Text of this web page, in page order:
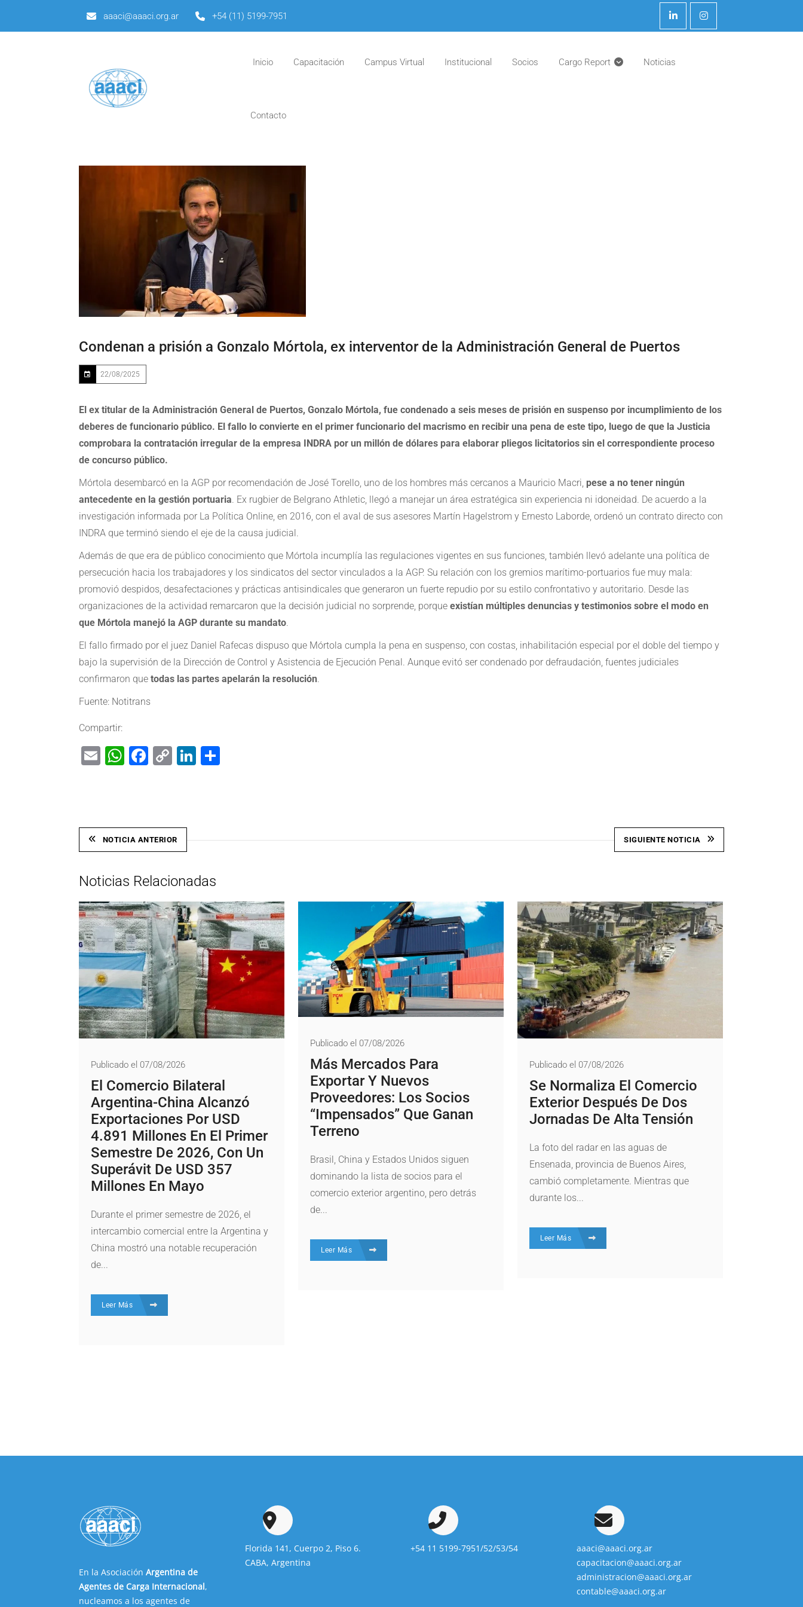
aaaci@aaaci.org.ar +54 (11) 5199-7951
Inicio Capacitación Campus Virtual Institucional Socios Cargo Report Noticias
Contacto
Condenan a prisión a Gonzalo Mórtola, ex interventor de la Administración General de Puertos
22/08/2025
El ex titular de la Administración General de Puertos, Gonzalo Mórtola, fue condenado a seis meses de prisión en suspenso por incumplimiento de los
deberes de funcionario público. El fallo lo convierte en el primer funcionario del macrismo en recibir una pena de este tipo, luego de que la Justicia
comprobara la contratación irregular de la empresa INDRA por un millón de dólares para elaborar pliegos licitatorios sin el correspondiente proceso
de concurso público.
Mórtola desembarcó en la AGP por recomendación de José Torello, uno de los hombres más cercanos a Mauricio Macri, pese a no tener ningún
antecedente en la gestión portuaria. Ex rugbier de Belgrano Athletic, llegó a manejar un área estratégica sin experiencia ni idoneidad. De acuerdo a la
investigación informada por La Política Online, en 2016, con el aval de sus asesores Martín Hagelstrom y Ernesto Laborde, ordenó un contrato directo con
INDRA que terminó siendo el eje de la causa judicial.
Además de que era de público conocimiento que Mórtola incumplía las regulaciones vigentes en sus funciones, también llevó adelante una política de
persecución hacia los trabajadores y los sindicatos del sector vinculados a la AGP. Su relación con los gremios marítimo-portuarios fue muy mala:
promovió despidos, desafectaciones y prácticas antisindicales que generaron un fuerte repudio por su estilo confrontativo y autoritario. Desde las
organizaciones de la actividad remarcaron que la decisión judicial no sorprende, porque existían múltiples denuncias y testimonios sobre el modo en
que Mórtola manejó la AGP durante su mandato.
El fallo firmado por el juez Daniel Rafecas dispuso que Mórtola cumpla la pena en suspenso, con costas, inhabilitación especial por el doble del tiempo y
bajo la supervisión de la Dirección de Control y Asistencia de Ejecución Penal. Aunque evitó ser condenado por defraudación, fuentes judiciales
confirmaron que todas las partes apelarán la resolución.
Fuente: Notitrans
Compartir:
EmailWhatsApp
Facebook
CopyLinkedIn
NOTICIA ANTERIOR SIGUIENTE NOTICIA
Noticias Relacionadas
Publicado el 07/08/2026
El Comercio Bilateral
Argentina-China Alcanzó
Exportaciones Por USD
4.891 Millones En El Primer
Semestre De 2026, Con Un
Superávit De USD 357
Millones En Mayo
Durante el primer semestre de 2026, el
intercambio comercial entre la Argentina y
China mostró una notable recuperación
de...
Leer Más
Publicado el 07/08/2026
Más Mercados Para
Exportar Y Nuevos
Proveedores: Los Socios
“impensados” Que Ganan
Terreno
Brasil, China y Estados Unidos siguen
dominando la lista de socios para el
comercio exterior argentino, pero detrás
de...
Leer Más
Publicado el 07/08/2026
Se Normaliza El Comercio
Exterior Después De Dos
Jornadas De Alta Tensión
La foto del radar en las aguas de
Ensenada, provincia de Buenos Aires,
cambió completamente. Mientras que
durante los...
Leer Más
En la Asociación Argentina de
Agentes de Carga Internacional,
nucleamos a los agentes de
Florida 141, Cuerpo 2, Piso 6.
CABA, Argentina
+54 11 5199-7951/52/53/54
aaaci@aaaci.org.ar
capacitacion@aaaci.org.ar
administracion@aaaci.org.ar
contable@aaaci.org.ar